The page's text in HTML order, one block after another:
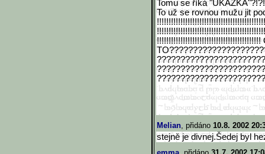
Tomu se říká
To už se rovnou mužu jit
!!!!!!!!!!!!!!!!!!!!!!!!!!!!!!
!!!!!!!!!!!!!!!!!!!!!!!!!!!!!!
!!!!!!!!!!!!!!!!!!!!!!!!!!!!!!!!!!!!!!!!!!!!
Melian, přidáno 10.8. 2002
stejně je divnej.Šedej byl